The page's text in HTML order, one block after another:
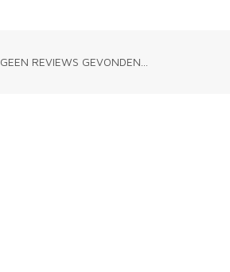
GEEN REVIEWS GEVONDEN...